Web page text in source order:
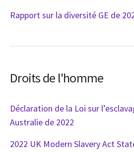
Rapport sur la diversité GE de
Droits de l'homme
Déclaration de la Loi sur
Australie de 2022
2022 UK Modern Slavery Act